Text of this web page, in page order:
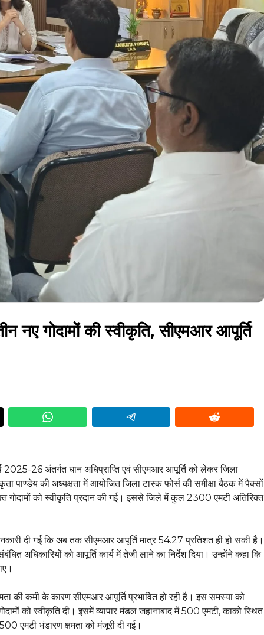
नए गोदामों की स्वीकृति, सीएमआर आपूर्ति
2025-26 अंतर्गत धान अधिप्राप्ति एवं सीएमआर आपूर्ति को लेकर जिला
पाण्डेय की अध्यक्षता में आयोजित जिला टास्क फोर्स की समीक्षा बैठक में पैक्सों
गोदामों को स्वीकृति प्रदान की गई। इससे जिले में कुल 2300 एमटी अतिरिक्त
दी गई कि अब तक सीएमआर आपूर्ति मात्र 54.27 प्रतिशत ही हो सकी है।
अधिकारियों को आपूर्ति कार्य में तेजी लाने का निर्देश दिया। उन्होंने कहा कि
की कमी के कारण सीएमआर आपूर्ति प्रभावित हो रही है। इस समस्या को
को स्वीकृति दी। इसमें व्यापार मंडल जहानाबाद में 500 एमटी, काको स्थित
एमटी भंडारण क्षमता को मंजूरी दी गई।